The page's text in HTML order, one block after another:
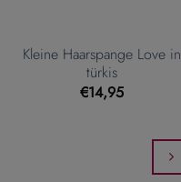
Kleine Haarspange Love in
türkis
€14,95